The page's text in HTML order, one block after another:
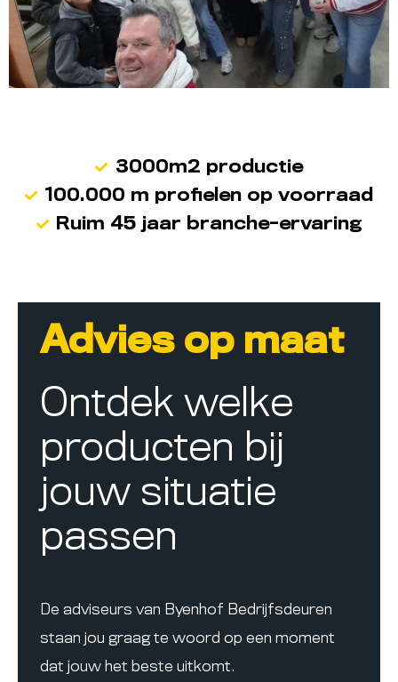
3000m2 productie
100.000 m profielen op voorraad
Ruim 45 jaar branche-ervaring
Advies op maat
Ontdek welke
producten bij
jouw situatie
passen
De adviseurs van Byenhof Bedrijfsdeuren
staan jou graag te woord op een moment
dat jouw het beste uitkomt.